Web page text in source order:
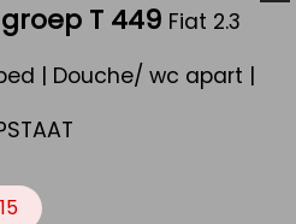
T 449 Fiat 2.3
| Douche/ wc apart |